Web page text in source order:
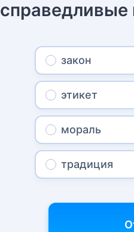
справедливые
закон
этикет
мораль
традиция